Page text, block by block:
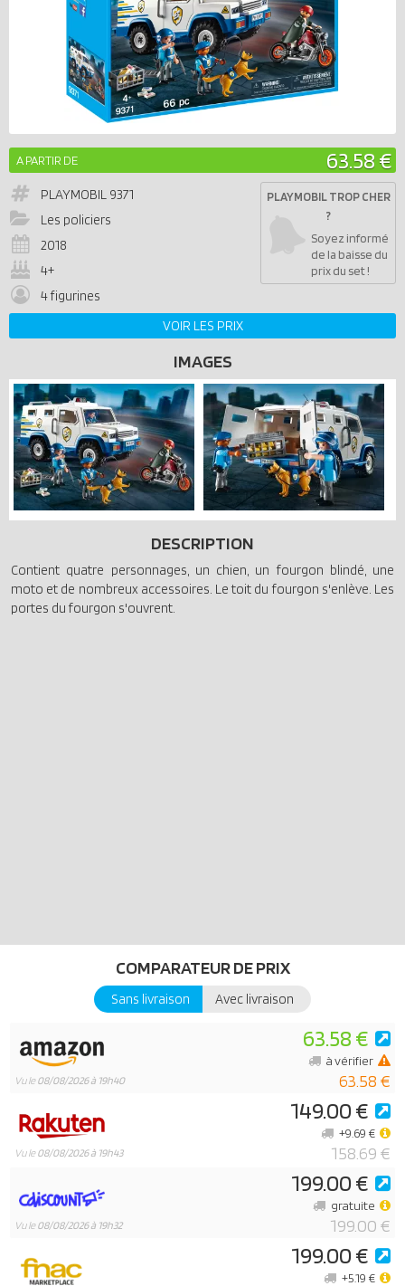
A PARTIR DE 63.58 €
PLAYMOBIL 9371
Les policiers
2018
4+
4 figurines
PLAYMOBIL TROP CHER
?
Soyez informé
de la baisse du
prix du set !
VOIR LES PRIX
IMAGES
DESCRIPTION
Contient quatre personnages, un chien, un fourgon blindé, une
moto et de nombreux accessoires. Le toit du fourgon s'enlève. Les
portes du fourgon s'ouvrent.
COMPARATEUR DE PRIX
Sans livraison Avec livraison
Vu le08/08/2026 à 19h40
63.58 €
63.58 €
à vérifier
Vu le08/08/2026 à 19h43
149.00 €
158.69 €
+9.69 €
Vu le08/08/2026 à 19h32
199.00 €
199.00 €
gratuite
199.00 €
+5.19 €